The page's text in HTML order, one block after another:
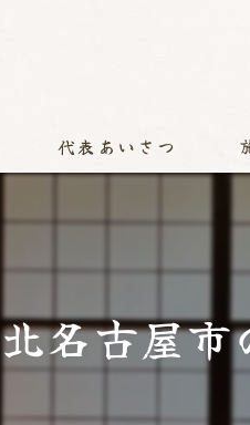
代表あいさつ
北名古屋